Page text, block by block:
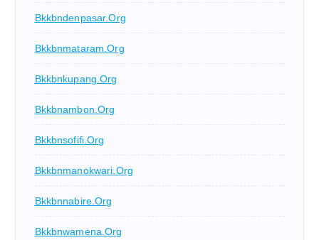
Bkkbndenpasar.org
Bkkbnmataram.org
Bkkbnkupang.org
Bkkbnambon.org
Bkkbnsofifi.org
Bkkbnmanokwari.org
Bkkbnnabire.org
Bkkbnwamena.org